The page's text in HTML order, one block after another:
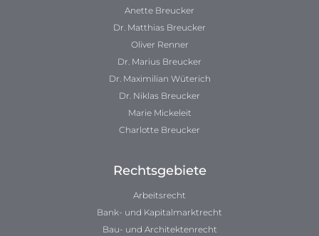
Anette Breucker
Dr. Matthias Breucker
Oliver Renner
Dr. Marius Breucker
Dr. Maximilian Wüterich
Dr. Niklas Breucker
Marie Mickeleit
Charlotte Breucker
Rechtsgebiete
Arbeitsrecht
Bank- und Kapitalmarktrecht
Bau- und Architektenrecht